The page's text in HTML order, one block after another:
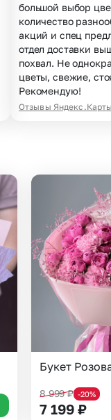
большой выбор
количество
акций и спец
отдел доставки
похвал. Не
цветы, свежие,
Рекомендую!
Отзывы Яндекс.Карты
Букет
8 999₽ -20%
7 199 ₽